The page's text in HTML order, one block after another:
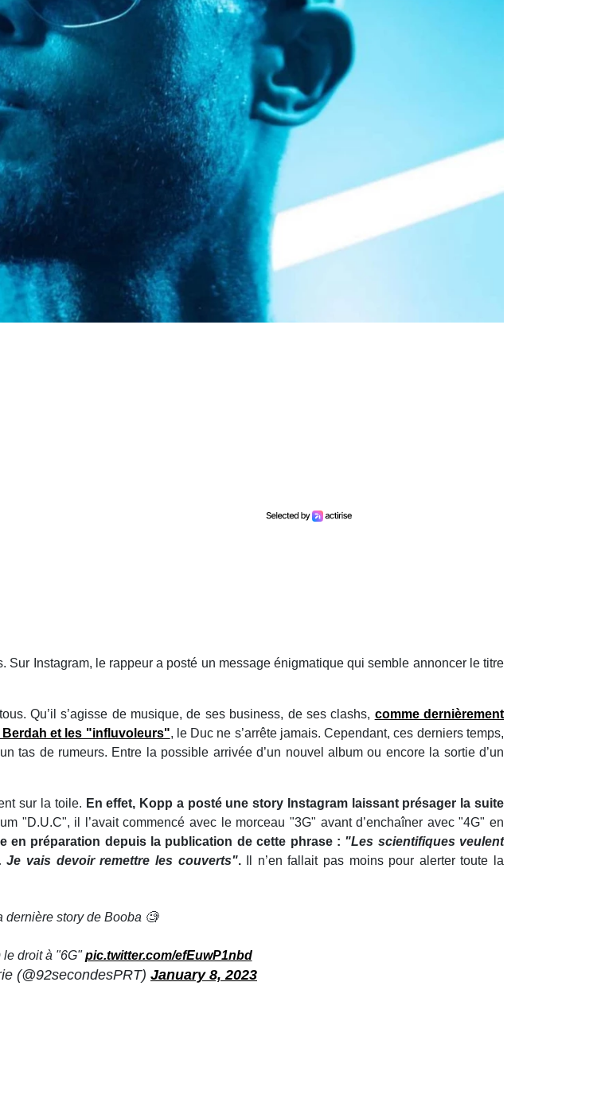
Instagram, le rappeur a posté un message énigmatique qui semble annoncer le titre
Qu’il s’agisse de musique, de ses business, de ses clashs, comme dernièrement
et les "influvoleurs", le Duc ne s’arrête jamais. Cependant, ces derniers temps,
tas de rumeurs. Entre la possible arrivée d’un nouvel album ou encore la sortie d’un
sur la toile. En effet, Kopp a posté une story Instagram laissant présager la suite
"D.U.C", il l’avait commencé avec le morceau "3G" avant d’enchaîner avec "4G" en
en préparation depuis la publication de cette phrase : "Les scientifiques veulent
Je vais devoir remettre les couverts".Il n’en fallait pas moins pour alerter toute la
dernière story de Booba 🧐
le droit à "6G"pic.twitter.com/efEuwP1nbd
(@92secondesPRT) January 8, 2023